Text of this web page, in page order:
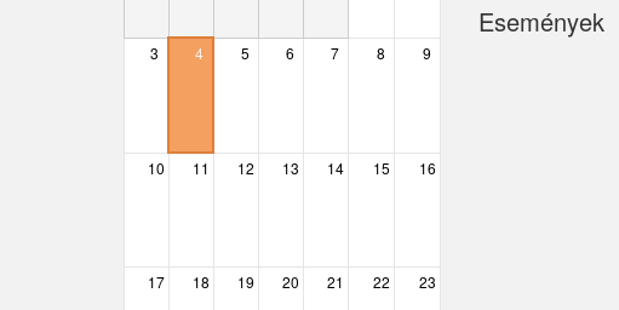
Csobánka
Csörög
Délegyháza
3 4 5 6 7 8 9
10 11 12 13 14 15 16
17 18 19 20 21 22 23
Események